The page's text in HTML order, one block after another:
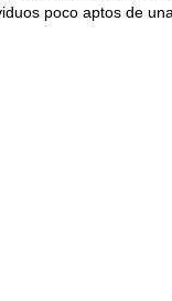
poco aptos de